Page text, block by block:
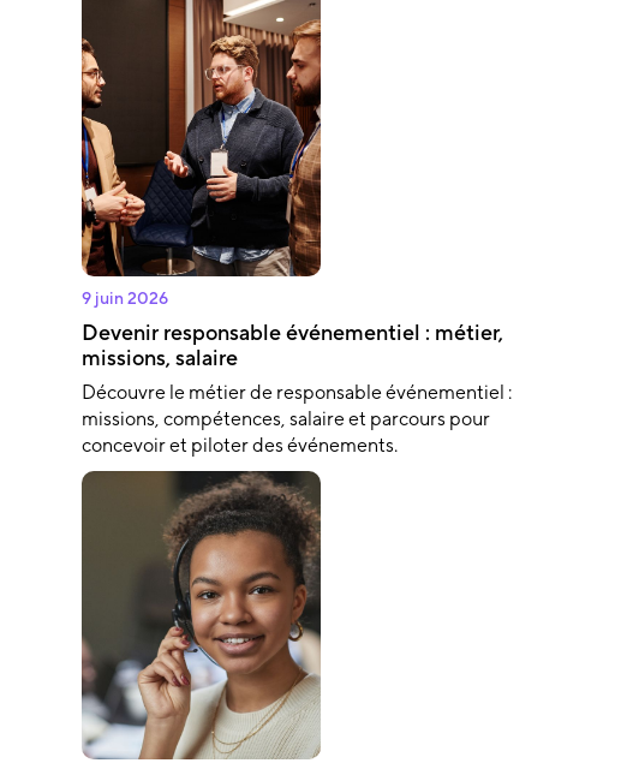
9 juin 2026
Devenir responsable événementiel : métier,
missions, salaire
Découvre le métier de responsable événementiel :
missions, compétences, salaire et parcours pour
concevoir et piloter des événements.